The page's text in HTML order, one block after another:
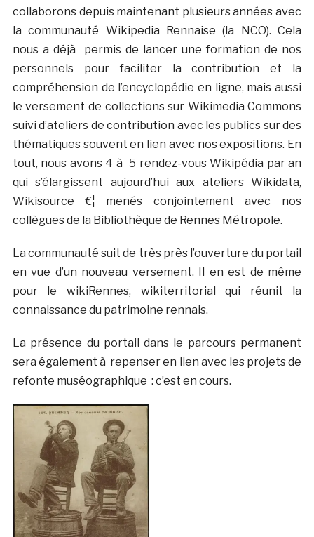
collaborons depuis maintenant plusieurs années avec
la communauté Wikipedia Rennaise (la NCO). Cela
nous a déjà permis de lancer une formation de nos
personnels pour faciliter la contribution et la
compréhension de l’encyclopédie en ligne, mais aussi
le versement de collections sur Wikimedia Commons
suivi d’ateliers de contribution avec les publics sur des
thématiques souvent en lien avec nos expositions. En
tout, nous avons 4 à 5 rendez-vous Wikipédia par an
qui s’élargissent aujourd’hui aux ateliers Wikidata,
Wikisource €¦ menés conjointement avec nos
collègues de la Bibliothèque de Rennes Métropole.
La communauté suit de très près l’ouverture du portail
en vue d’un nouveau versement. Il en est de même
pour le wikiRennes, wikiterritorial qui réunit la
connaissance du patrimoine rennais.
La présence du portail dans le parcours permanent
sera également à repenser en lien avec les projets de
refonte muséographique : c’est en cours.